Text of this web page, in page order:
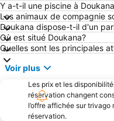
Y a-t-il une piscine à
Les animaux de compagnie
Doukana dispose-t-il d'un
Où est situé Doukana?
Quelles sont les principales
Voir plus
Les prix et les
réservation changent
l’offre affichée sur
réservation.